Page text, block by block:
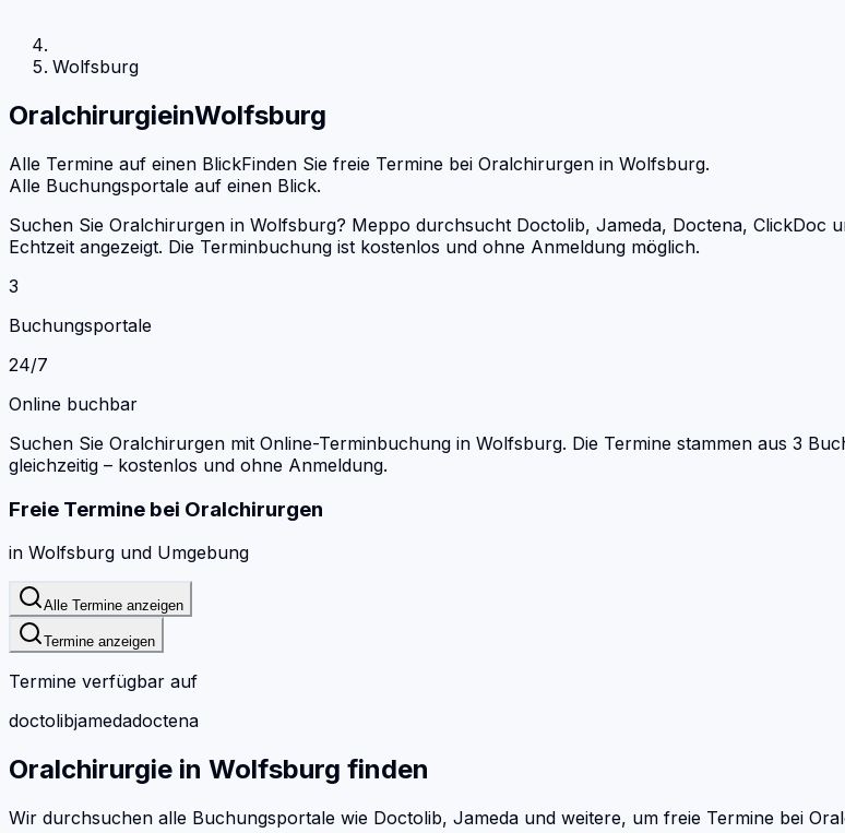
Wolfsburg
OralchirurgieinWolfsburg
Alle Termine auf einen BlickFinden Sie freie Termine bei Oralchirurgen in Wolfsburg.
Alle Buchungsportale auf einen Blick.
Suchen Sie Oralchirurgen in Wolfsburg? Meppo durchsucht Doctolib, Jameda, Doctena, ClickDoc
Echtzeit angezeigt. Die Terminbuchung ist kostenlos und ohne Anmeldung möglich.
3
Buchungsportale
24/7
Online buchbar
Suchen Sie Oralchirurgen mit Online-Terminbuchung in Wolfsburg. Die Termine stammen aus 3
gleichzeitig – kostenlos und ohne Anmeldung.
Freie Termine bei Oralchirurgen
in Wolfsburg und Umgebung
Alle Termine anzeigen
Termine anzeigen
Termine verfügbar auf
doctolibjamedadoctena
Oralchirurgie in Wolfsburg finden
Wir durchsuchen alle Buchungsportale wie Doctolib, Jameda und weitere, um freie Termine bei